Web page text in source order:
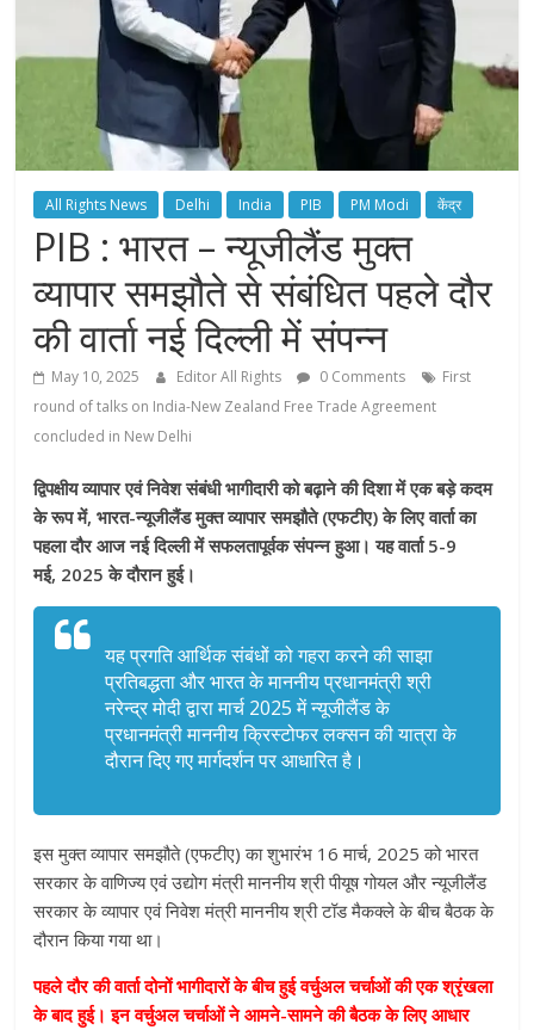
All Rights News Delhi India PIB PM Modi केंद्र
PIB : भारत – न्यूजीलैंड मुक्त
व्यापार समझौते से संबंधित पहले दौर
की वार्ता नई दिल्ली में संपन्न
May 10, 2025 Editor All Rights 0 Comments
First
round of talks on India-New Zealand Free Trade Agreement
concluded in New Delhi
द्विपक्षीय व्यापार एवं निवेश संबंधी भागीदारी को बढ़ाने की दिशा में एक बड़े कदम
के रूप में, भारत-न्यूजीलैंड मुक्त व्यापार समझौते (एफटीए) के लिए वार्ता का
पहला दौर आज नई दिल्ली में सफलतापूर्वक संपन्न हुआ। यह वार्ता 5-9
मई, 2025 के दौरान हुई।
यह प्रगति आर्थिक संबंधों को गहरा करने की साझा
प्रतिबद्धता और भारत के माननीय प्रधानमंत्री श्री
नरेन्द्र मोदी द्वारा मार्च 2025 में न्यूजीलैंड के
प्रधानमंत्री माननीय क्रिस्टोफर लक्सन की यात्रा के
दौरान दिए गए मार्गदर्शन पर आधारित है।
इस मुक्त व्यापार समझौते (एफटीए) का शुभारंभ 16 मार्च, 2025 को भारत
सरकार के वाणिज्य एवं उद्योग मंत्री माननीय श्री पीयूष गोयल और न्यूजीलैंड
सरकार के व्यापार एवं निवेश मंत्री माननीय श्री टॉड मैकक्ले के बीच बैठक के
दौरान किया गया था।
पहले दौर की वार्ता दोनों भागीदारों के बीच हुई वर्चुअल चर्चाओं की एक श्रृंखला
के बाद हुई। इन वर्चुअल चर्चाओं ने आमने-सामने की बैठक के लिए आधार